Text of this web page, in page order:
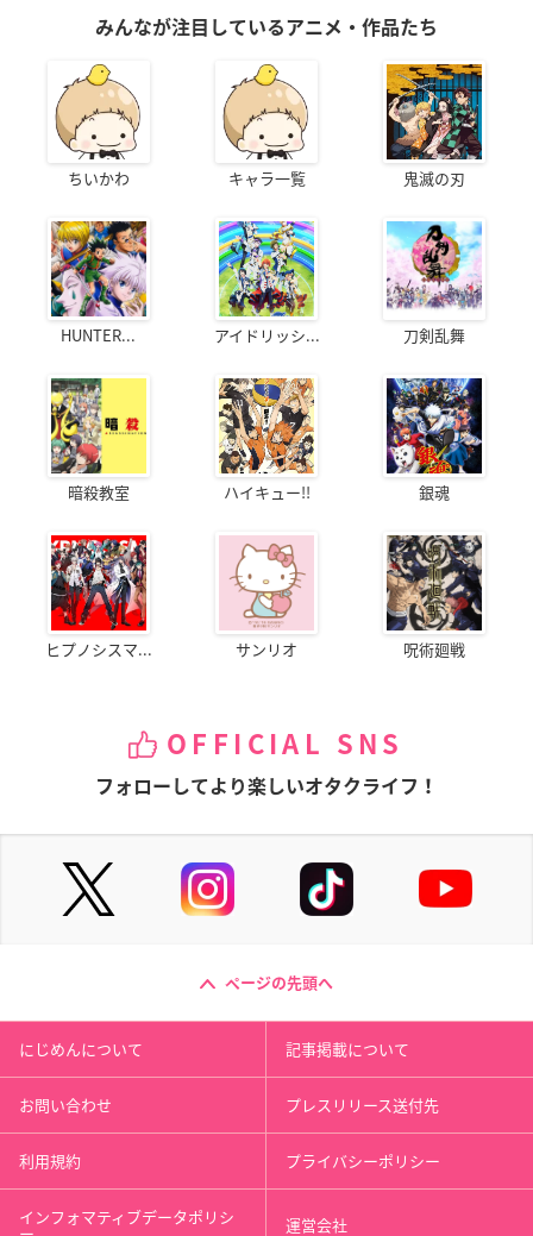
みんなが注目しているアニメ・作品たち
ちいかわ キャラ一覧 鬼滅の刃
HUNTER... アイドリッシ... 刀剣乱舞
暗殺教室 ハイキュー!! 銀魂
ヒプノシスマ... サンリオ 呪術廻戦
OFFICIAL SNS
フォローしてより楽しいオタクライフ！
ページの先頭へ
にじめんについて 記事掲載について
お問い合わせ プレスリリース送付先
利用規約 プライバシーポリシー
インフォマティブデータポリシ 運営会社